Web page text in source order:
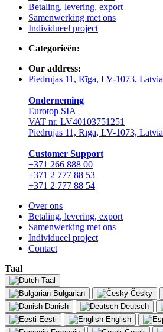
Betaling, levering, export
Samenwerking met ons
Individueel project
Categorieën:
Our address:
Piedrujas 11, Rīga, LV-1073, Latvia
Onderneming
Eurotop SIA
VAT nr. LV40103751251
Piedrujas 11, Rīga, LV-1073, Latvia
Сustomer Support
+371 266 888 00
+371 2 777 88 53
+371 2 777 88 54
Over ons
Betaling, levering, export
Samenwerking met ons
Individueel project
Contact
Taal
Taal
Bulgarian
Česky
Danish
Deutsch
Eesti
English